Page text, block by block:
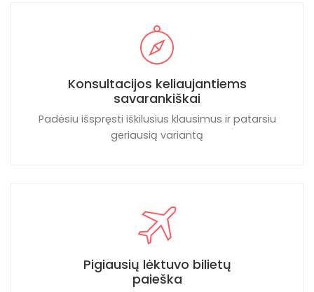
Konsultacijos keliaujantiems
savarankiškai
Padėsiu išspręsti iškilusius klausimus ir patarsiu
geriausią variantą
Pigiausių lėktuvo bilietų
paieška